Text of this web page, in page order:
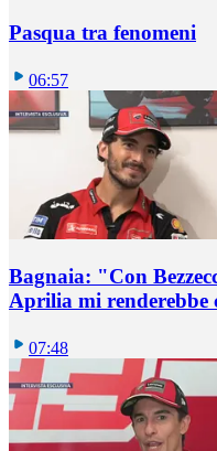
Pasqua tra fenomeni
06:57
Bagnaia: "Con
Aprilia mi renderebbe
07:48